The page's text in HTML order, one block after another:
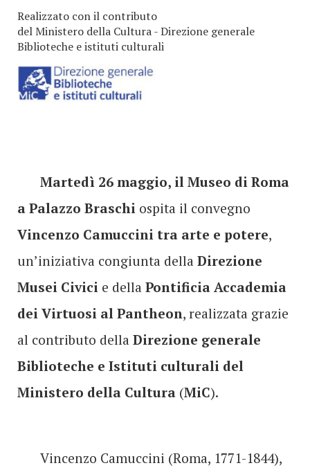
Realizzato con il contributo
del Ministero della Cultura - Direzione generale
Biblioteche e istituti culturali
Martedì 26 maggio, il Museo di Roma
a Palazzo Braschi ospita il convegno
Vincenzo Camuccini tra arte e potere,
un’iniziativa congiunta della Direzione
Musei Civici e della Pontificia Accademia
dei Virtuosi al Pantheon, realizzata grazie
al contributo della Direzione generale
Biblioteche e Istituti culturali del
Ministero della Cultura (MiC).
Vincenzo Camuccini (Roma, 1771-1844),